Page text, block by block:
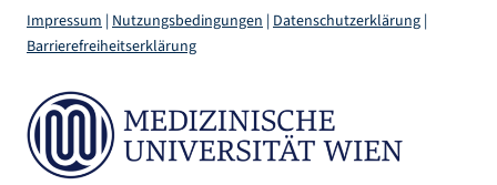
Impressum | Nutzungsbedingungen | Datenschutzerklärung |
Barrierefreiheitserklärung